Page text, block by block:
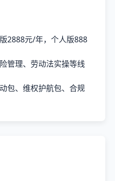
2888元/年，个人版888
管理、劳动法实操等线
包、维权护航包、合规